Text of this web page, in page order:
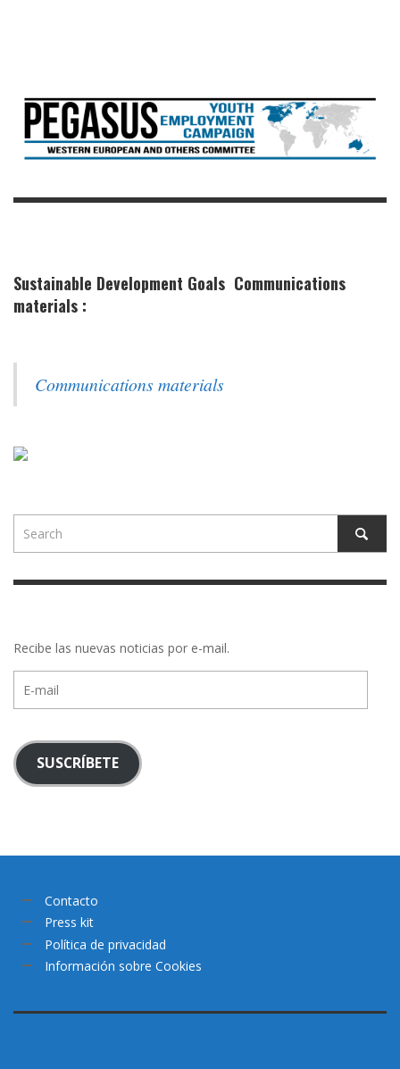
Sustainable Development Goals Communications
materials :
Communications materials
Recibe las nuevas noticias por e-mail.
mail
SUSCRÍBETE
Contacto
Press kit
Política de privacidad
Información sobre Cookies